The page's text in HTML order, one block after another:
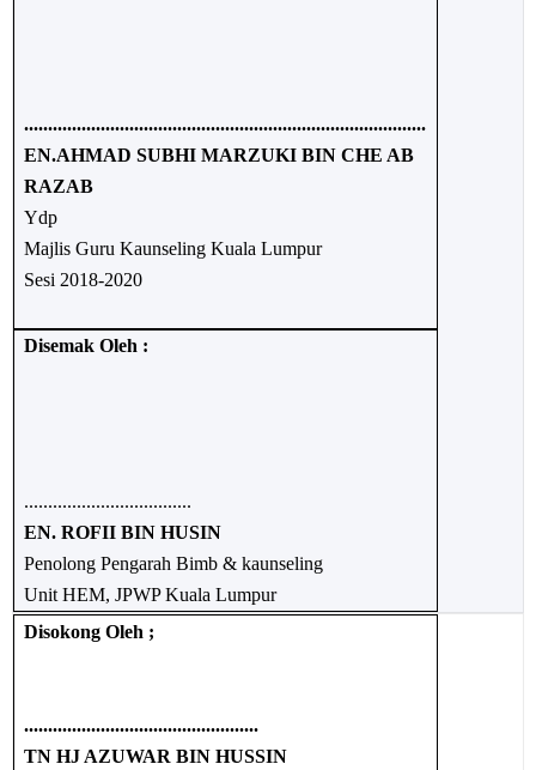
....................................................................................
EN.AHMAD SUBHI MARZUKI BIN CHE AB
RAZAB
Ydp
Majlis Guru Kaunseling Kuala Lumpur
Sesi 2018-2020
Disemak Oleh :
...................................
EN. ROFII BIN HUSIN
Penolong Pengarah Bimb & kaunseling
Unit HEM, JPWP Kuala Lumpur
Disokong Oleh ;
.................................................
TN HJ AZUWAR BIN HUSSIN